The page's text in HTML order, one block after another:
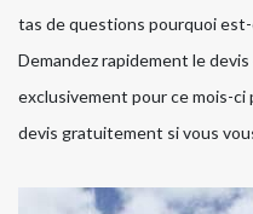
tas de questions pourquoi
Demandez rapidement le
exclusivement pour ce mois-
devis gratuitement si vous